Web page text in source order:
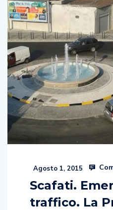
Agosto 1, 2015
Scafati.
traffico. La